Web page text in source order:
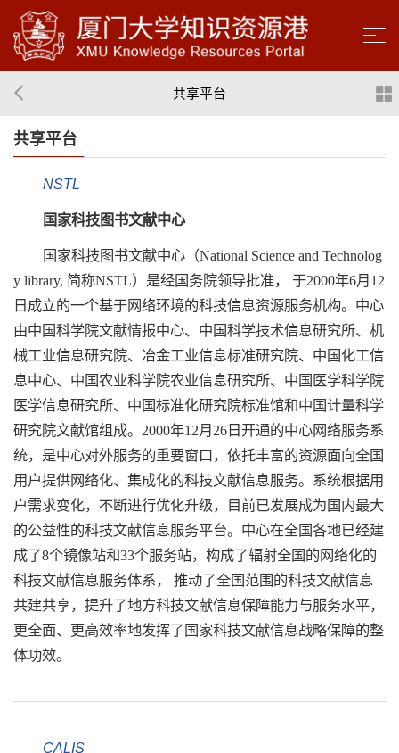
共享平台
共享平台
NSTL
国家科技图书文献中心
国家科技图书文献中心（National Science and Technolog
y library, 简称NSTL）是经国务院领导批准， 于2000年6月12
日成立的一个基于网络环境的科技信息资源服务机构。中心
由中国科学院文献情报中心、中国科学技术信息研究所、机
械工业信息研究院、冶金工业信息标准研究院、中国化工信
息中心、中国农业科学院农业信息研究所、中国医学科学院
医学信息研究所、中国标准化研究院标准馆和中国计量科学
研究院文献馆组成。2000年12月26日开通的中心网络服务系
统，是中心对外服务的重要窗口，依托丰富的资源面向全国
用户提供网络化、集成化的科技文献信息服务。系统根据用
户需求变化，不断进行优化升级，目前已发展成为国内最大
的公益性的科技文献信息服务平台。中心在全国各地已经建
成了8个镜像站和33个服务站，构成了辐射全国的网络化的
科技文献信息服务体系， 推动了全国范围的科技文献信息
共建共享，提升了地方科技文献信息保障能力与服务水平，
更全面、更高效率地发挥了国家科技文献信息战略保障的整
体功效。
CALIS